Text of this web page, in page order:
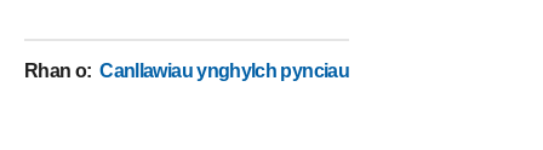
Rhan o:Canllawiau ynghylch pynciau